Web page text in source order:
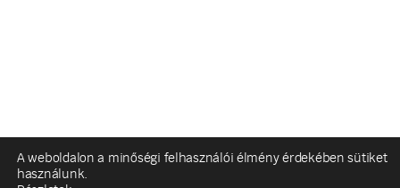
A weboldalon a minőségi felhasználói élmény érdekében sütiket
használunk.